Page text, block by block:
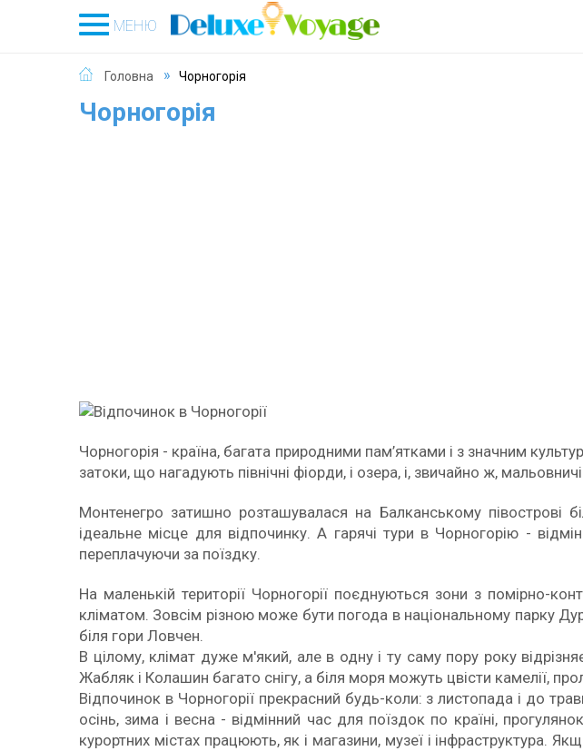
МЕНЮ
Головна Чорногорія
Чорногорія
Чорногорія - країна, багата природними пам’ятками і з значним
затоки, що нагадують північні фіорди, і озера, і, звичайно ж,
Монтенегро затишно розташувалася на Балканському півострові
ідеальне місце для відпочинку. А гарячі тури в Чорногорію -
переплачуючи за поїздку.
На маленькій території Чорногорії поєднуються зони з помірно-
кліматом. Зовсім різною може бути погода в національному парку
біля гори Ловчен.
В цілому, клімат дуже м'який, але в одну і ту саму пору року
Жабляк і Колашин багато снігу, а біля моря можуть цвісти камелії,
Відпочинок в Чорногорії прекрасний будь-коли: з листопада і до
осінь, зима і весна - відмінний час для поїздок по країні,
курортних містах працюють, як і магазини, музеї і інфраструктура.